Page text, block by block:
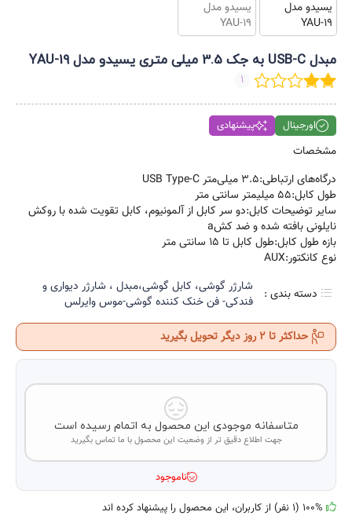
مبدل USB-C به جک 3.5 میلی متری یسیدو مدل YAU-19
1
اورجینال پیشنهادی
مشخصات
درگاه‌های ارتباطی:۳.۵ میلی‌متر USB Type-C
طول کابل:۵۵ میلیمتر سانتی متر
سایر توضیحات کابل:دو سر کابل از آلمونیوم، کابل تقویت شده با روکش
نایلونی بافته شده و ضد کشa
بازه طول کابل:طول کابل تا ۱۵ سانتی متر
نوع کانکتور:AUX
دسته بندی :
شارژر گوشی، کابل گوشی،مبدل ، شارژر دیواری و
فندکی- فن خنک کننده گوشی-موس وایرلس
حداکثر تا 2 روز دیگر تحویل بگیرید
متاسفانه موجودی این محصول به اتمام رسیده است
جهت اطلاع دقیق تر از وضعیت این محصول با ما تماس بگیرید
ناموجود